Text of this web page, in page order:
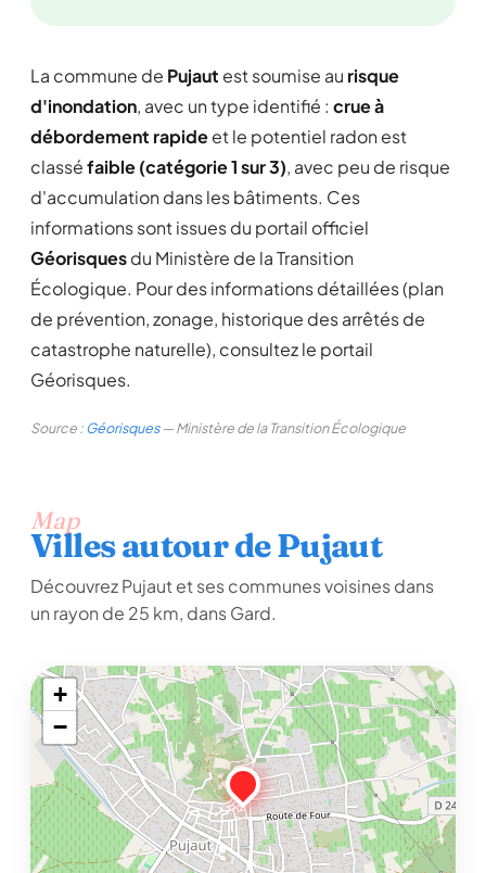
La commune de Pujaut est soumise au risque
d'inondation, avec un type identifié : crue à
débordement rapideet le potentiel radon est
classéfaible (catégorie 1 sur 3), avec peu de risque
d'accumulation dans les bâtiments. Ces
informations sont issues du portail officiel
Géorisquesdu Ministère de la Transition
Écologique. Pour des informations détaillées (plan
de prévention, zonage, historique des arrêtés de
catastrophe naturelle), consultez le portail
Géorisques.
Source :Géorisques— Ministère de la Transition Écologique
Map
Villes autour de Pujaut
Découvrez Pujaut et ses communes voisines dans
un rayon de 25 km, dans Gard.
+
−